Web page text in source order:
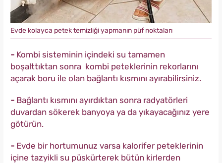
Evde kolayca petek temizliği yapmanın püf noktaları
- Kombi sisteminin içindeki su tamamen
boşalttıktan sonra kombi peteklerinin rekorlarını
açarak boru ile olan bağlantı kısmını ayırabilirsiniz.
- Bağlantı kısmını ayırdıktan sonra radyatörleri
duvardan sökerek banyoya ya da yıkayacağınız yere
götürün.
- Evde bir hortumunuz varsa kalorifer peteklerinin
içine tazyikli su püskürterek bütün kirlerden